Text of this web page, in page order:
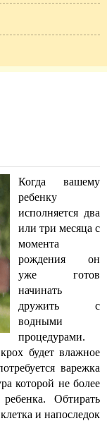
Когда вашему
ребенку
исполняется два
или три месяца с
момента
рождения он
уже готов
начинать
дружить с
водными
процедурами.
будет влажное
варежка
которой не более
Обтирать
и напоследок